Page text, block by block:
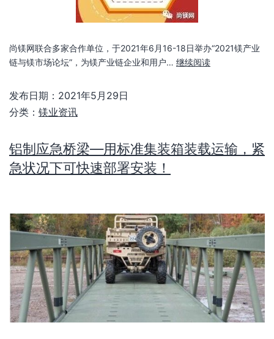
尚镁网联合多家合作单位，于2021年6月16-18日举办“2021镁产业
链与镁市场论坛”，为镁产业链企业和用户… 继续阅读
发布日期： 2021年5月29日
分类： 镁业资讯
铝制应急桥梁—用标准集装箱装载运输，紧
急状况下可快速部署安装！